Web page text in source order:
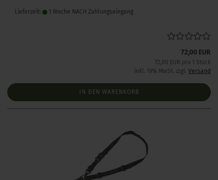
Lieferzeit: 1 Woche NACH Zahlungseingang
72,00 EUR
72,00 EUR pro 1 Stück
inkl. 19% MwSt. zzgl. Versand
IN DEN WARENKORB